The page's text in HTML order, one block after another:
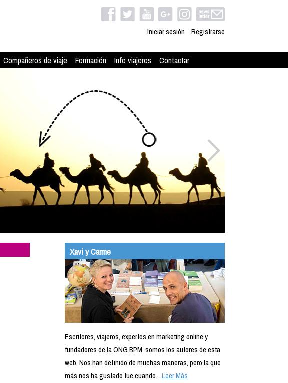
Iniciar sesión Registrarse
Compañeros de viaje Formación Info viajeros Contactar
Xavi y Carme
Escritores, viajeros, expertos en marketing online y
fundadores de la ONG BPM, somos los autores de esta
web. Nos han definido de muchas maneras, pero la que
más nos ha gustado fue cuando...Leer Más